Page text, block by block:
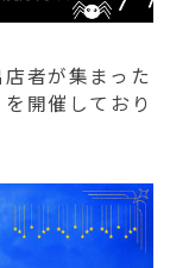
者が集まった
開催しており